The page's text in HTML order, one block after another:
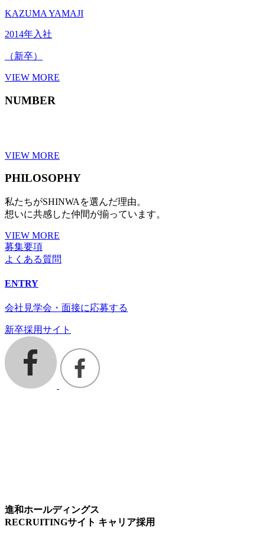
KAZUMA YAMAJI
2014年入社
（新卒）
VIEW MORE
NUMBER
VIEW MORE
PHILOSOPHY
私たちがSHINWAを選んだ理由。
想いに共感した仲間が揃っています。
VIEW MORE
募集要項
よくある質問
ENTRY
会社見学会・面接に応募する
新卒採用サイト
進和ホールディングス
RECRUITINGサイト キャリア採用